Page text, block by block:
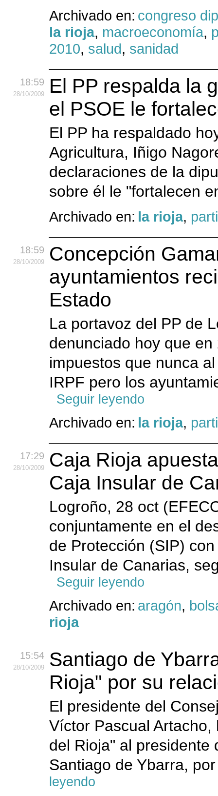
Archivado en: congreso
la rioja, macroeconomía,
2010, salud, sanidad
18:59
28/10/2009
El PP respalda la
el PSOE le
El PP ha respaldado
Agricultura, Iñigo
declaraciones de la
sobre él le "fortalecen
Archivado en: la rioja,
18:59
28/10/2009
Concepción
ayuntamientos
Estado
La portavoz del PP de
denunciado hoy que
impuestos que nunca
IRPF pero los
Seguir leyendo
Archivado en: la rioja,
17:29
28/10/2009
Caja Rioja
Caja Insular de
Logroño, 28 oct
conjuntamente en el
de Protección (SIP)
Insular de Canarias,
Seguir leyendo
Archivado en: aragón,
rioja
15:54
28/10/2009
Santiago de
Rioja" por su
El presidente del
Víctor Pascual
del Rioja" al presidente
Santiago de Ybarra,
leyendo